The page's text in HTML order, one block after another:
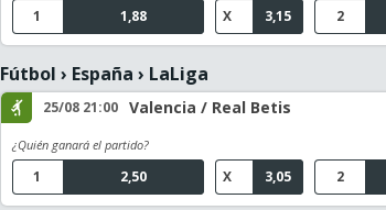
1,88
1 3,15
X 2
Fútbol › España › LaLiga
25/08 21:00 Valencia / Real Betis
¿Quién ganará el partido?
2,50
1 3,05
X 2